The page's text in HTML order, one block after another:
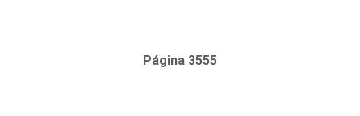
Página 3555